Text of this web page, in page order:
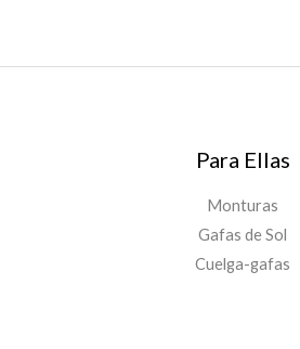
Para Ellas
Monturas
Gafas de Sol
Cuelga-gafas